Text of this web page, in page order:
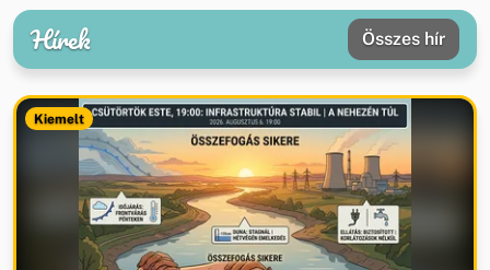
Hírek Összes hír
Kiemelt